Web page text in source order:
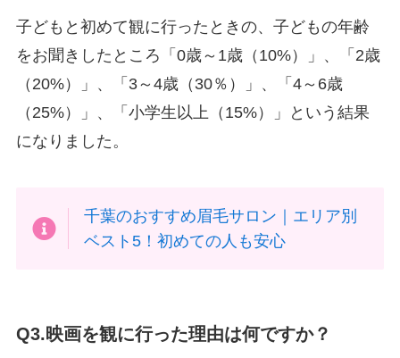
子どもと初めて観に行ったときの、子どもの年齢
をお聞きしたところ「0歳～1歳（10%）」、「2歳
（20%）」、「3～4歳（30％）」、「4～6歳
（25%）」、「小学生以上（15%）」という結果
になりました。
千葉のおすすめ眉毛サロン｜エリア別
ベスト5！初めての人も安心
Q3.映画を観に行った理由は何ですか？